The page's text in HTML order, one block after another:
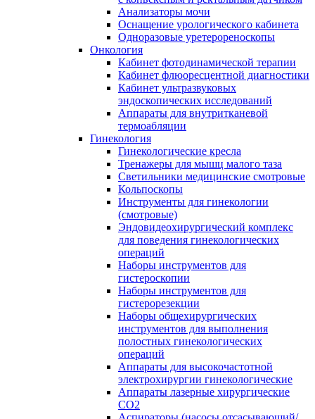
Анализаторы мочи
Оснащение урологического кабинета
Одноразовые уретерореноскопы
Онкология
Кабинет фотодинамической терапии
Кабинет флюоресцентной диагностики
Кабинет ультразвуковых
эндоскопических исследований
Аппараты для внутритканевой
термоабляции
Гинекология
Гинекологические кресла
Тренажеры для мышц малого таза
Светильники медицинские смотровые
Кольпоскопы
Инструменты для гинекологии
(смотровые)
Эндовидеохирургический комплекс
для поведения гинекологических
операций
Наборы инструментов для
гистероскопии
Наборы инструментов для
гистерорезекции
Наборы общехирургических
инструментов для выполнения
полостных гинекологических
операций
Аппараты для высокочастотной
электрохирургии гинекологические
Аппараты лазерные хирургические
СО2